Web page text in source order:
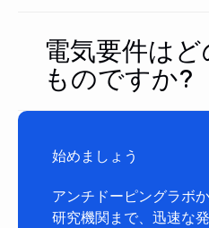
電気要件は
ものですか?
始めましょう
アンチドーピングラボ
研究機関まで、迅速な